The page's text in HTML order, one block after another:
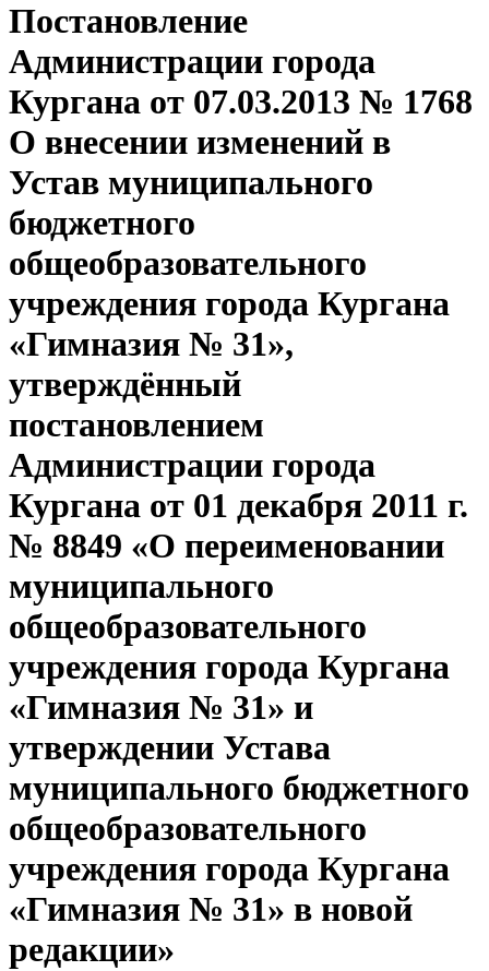
Постановление
Администрации города
Кургана от 07.03.2013 № 1768
О внесении изменений в
Устав муниципального
бюджетного
общеобразовательного
учреждения города Кургана
«Гимназия № 31»,
утверждённый
постановлением
Администрации города
Кургана от 01 декабря 2011 г.
№ 8849 «О переименовании
муниципального
общеобразовательного
учреждения города Кургана
«Гимназия № 31» и
утверждении Устава
муниципального бюджетного
общеобразовательного
учреждения города Кургана
«Гимназия № 31» в новой
редакции»